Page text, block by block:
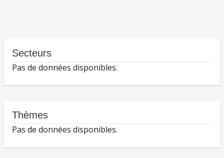
Secteurs
Pas de données disponibles.
Thèmes
Pas de données disponibles.